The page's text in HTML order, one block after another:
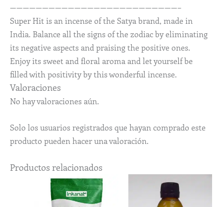
——————————————————————————–
Super Hit is an incense of the Satya brand, made in
India. Balance all the signs of the zodiac by eliminating
its negative aspects and praising the positive ones.
Enjoy its sweet and floral aroma and let yourself be
filled with positivity by this wonderful incense.
Valoraciones
No hay valoraciones aún.
Solo los usuarios registrados que hayan comprado este
producto pueden hacer una valoración.
Productos relacionados
de
precios: